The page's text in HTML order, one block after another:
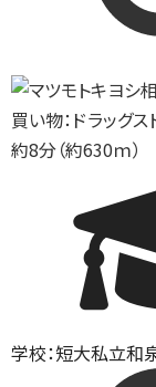
買い物：ドラッグス
約8分（約630ｍ）
学校：短大私立和